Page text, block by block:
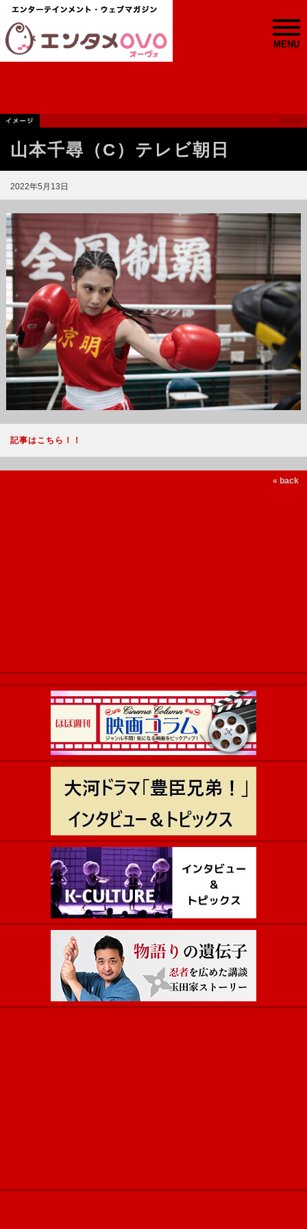
MENU
山本千尋（C）テレビ朝日
2022年5月13日
記事はこちら！！
« back